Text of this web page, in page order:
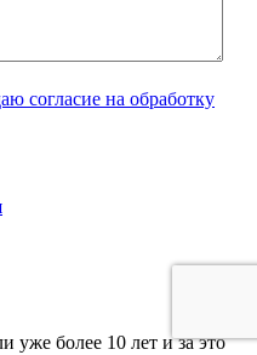
согласие на обработку
уже более 10 лет и за это